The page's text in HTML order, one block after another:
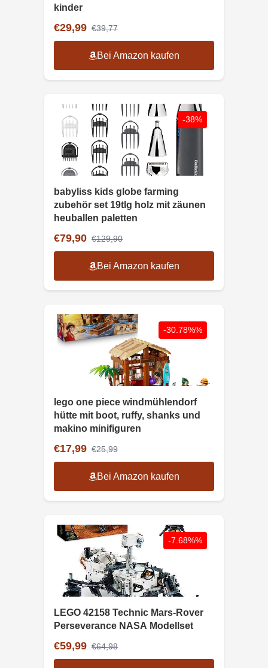
kinder
€29,99 €39,77
Bei Amazon kaufen
-38%
babyliss kids globe farming
zubehör set 19tlg holz mit zäunen
heuballen paletten
€79,90 €129,90
Bei Amazon kaufen
-30.78%%
lego one piece windmühlendorf
hütte mit boot, ruffy, shanks und
makino minifiguren
€17,99 €25,99
Bei Amazon kaufen
-7.68%%
LEGO 42158 Technic Mars-Rover
Perseverance NASA Modellset
€59,99 €64,98